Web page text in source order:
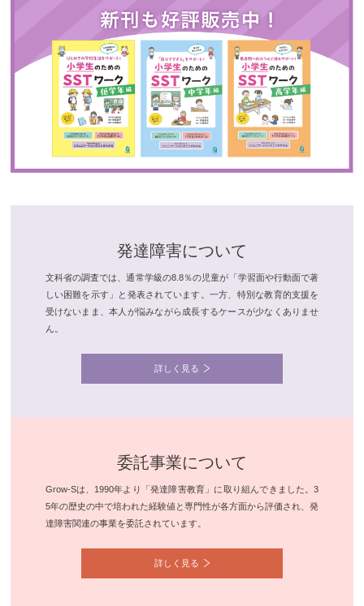
発達障害について
文科省の調査では、通常学級の8.8％の児童が「学習面や行動面で著
しい困難を示す」と発表されています。一方、特別な教育的支援を
受けないまま、本人が悩みながら成長するケースが少なくありませ
ん。
詳しく見る
委託事業について
Grow-Sは、1990年より「発達障害教育」に取り組んできました。3
5年の歴史の中で培われた経験値と専門性が各方面から評価され、発
達障害関連の事業を委託されています。
詳しく見る